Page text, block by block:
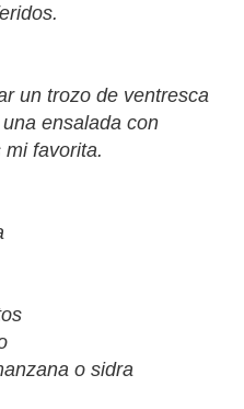
un trozo de ventresca
ensalada con
favorita.
o sidra